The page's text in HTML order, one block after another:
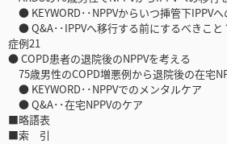
● KEYWORD･･NPPVからいつ挿管下IPPV
● Q&A･･IPPVへ移行する前にするべきこと
症例21
● COPD患者の退院後のNPPVを考える
75歳男性のCOPD増悪例から退院後の在宅
● KEYWORD･･NPPVでのメンタルケア
● Q&A･･在宅NPPVのケア
■略語表
■索 引